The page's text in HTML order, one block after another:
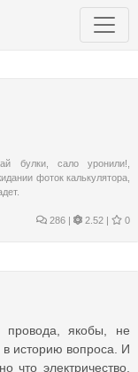
булки, сало уронили!
фоток калькулятора
286 | 2.52 | 0
якобы, не
в историю вопроса. И
что электричество,